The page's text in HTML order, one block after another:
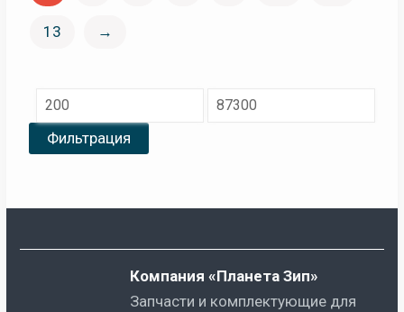
13 →
Минимальная
цена
Максимальная
Фильтрация
Компания «Планета Зип»
Запчасти и комплектующие для